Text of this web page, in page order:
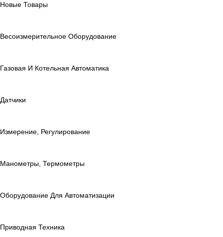
Новые Товары
Весоизмерительное Оборудование
Газовая И Котельная Автоматика
Датчики
Измерение, Регулирование
Манометры, Термометры
Оборудование Для Автоматизации
Приводная Техника